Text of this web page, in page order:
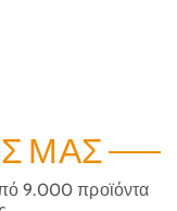
ΜΑΣ
9.000 προϊόντα